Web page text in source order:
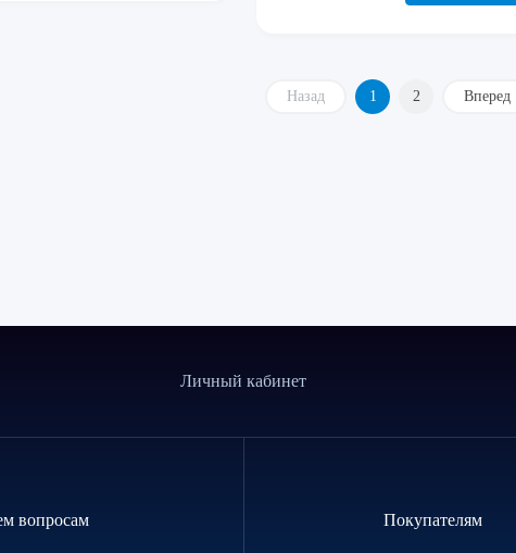
Назад 1 2 Вперед
Личный кабинет
вопросам Покупателям